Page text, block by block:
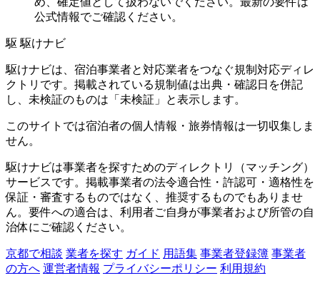
公式情報でご確認ください。
駆 駆けナビ
駆けナビは、宿泊事業者と対応業者をつなぐ規制対応ディレ
クトリです。掲載されている規制値は出典・確認日を併記
し、未検証のものは「未検証」と表示します。
このサイトでは宿泊者の個人情報・旅券情報は一切収集しま
せん。
駆けナビは事業者を探すためのディレクトリ（マッチング）
サービスです。掲載事業者の法令適合性・許認可・適格性を
保証・審査するものではなく、推奨するものでもありませ
ん。要件への適合は、利用者ご自身が事業者および所管の自
治体にご確認ください。
京都で相談 業者を探す ガイド 用語集 事業者登録簿 事業者
の方へ 運営者情報 プライバシーポリシー 利用規約